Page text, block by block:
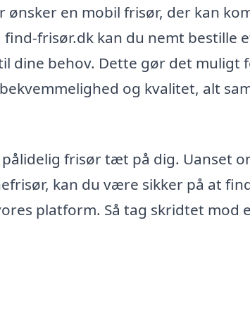
en mobil frisør, der kan
frisør.dk kan du nemt bestille
dine behov. Dette gør det muligt
og kvalitet, alt
frisør tæt på dig. Uanset
kan du være sikker på at
platform. Så tag skridtet mod